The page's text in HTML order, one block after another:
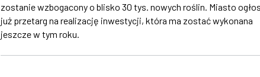
zostanie wzbogacony o blisko 30 tys. nowych roślin. Miasto
już przetarg na realizację inwestycji, która ma zostać wykonana
jeszcze w tym roku.